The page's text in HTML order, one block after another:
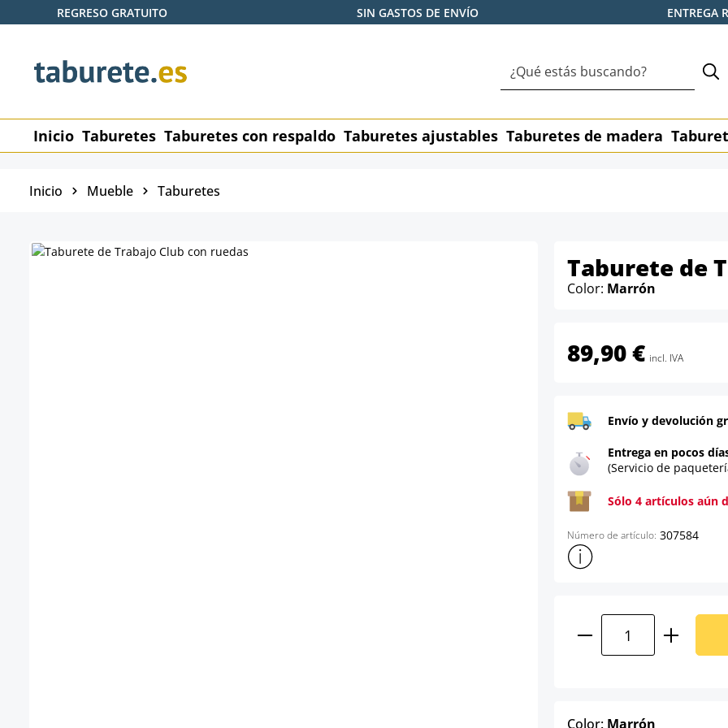
al contenido principal
Saltar a la búsqueda
Saltar a la navegación principal
REGRESO GRATUITO SIN GASTOS DE ENVÍO ENTREGA
Inicio Taburetes Taburetes con respaldo Taburetes ajustables Taburetes de madera
Inicio Mueble Taburetes
Taburete de
Color: Marrón
89,90 € incl. IVA
Envío y devolución
Entrega en pocos
(Servicio de
Sólo 4 artículos aún
Número de artículo: 307584
Mostrar más información
Cantidad del
Color: Marrón